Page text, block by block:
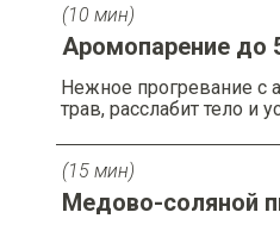
Медово-соляной
(15 мин)
Аромопарение до
Нежное прогревание с
трав, расслабит тело и
(10 мин)